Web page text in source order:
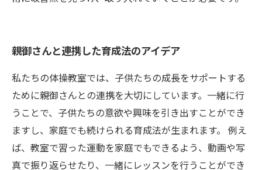
親御さんと連携した育成法のアイデア
私たちの体操教室では、子供たちの成長をサポートする
ために親御さんとの連携を大切にしています。一緒に行
うことで、子供たちの意欲や興味を引き出すことができ
ますし、家庭でも続けられる育成法が生まれます。 例え
ば、教室で習った運動を家庭でもできるよう、動画や写
真で振り返らせたり、一緒にレッスンを行うことができ